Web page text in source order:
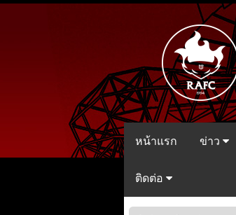
หน้าแรก ข่าว
ติดต่อ